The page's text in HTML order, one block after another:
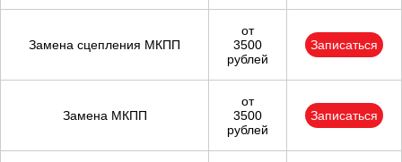
Замена сцепления МКПП
от
3500
рублей
Записаться
Замена МКПП
от
3500
рублей
Записаться